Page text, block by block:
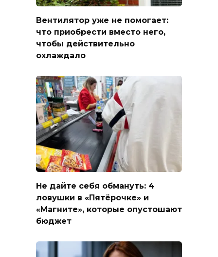
Вентилятор уже не помогает:
что приобрести вместо него,
чтобы действительно
охлаждало
Не дайте себя обмануть: 4
ловушки в «Пятёрочке» и
«Магните», которые опустошают
бюджет